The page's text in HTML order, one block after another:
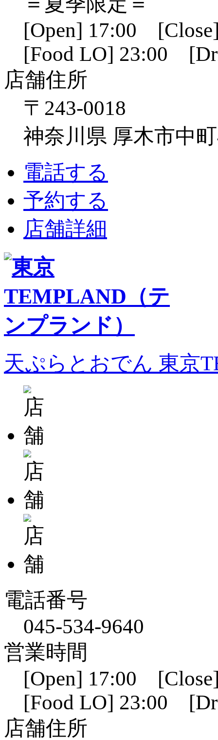
[Open] 17:00
[Food LO] 23:00
店舗住所
〒243-0018
神奈川県 厚木市中
電話する
予約する
店舗詳細
天ぷらとおでん 東京
電話番号
045-534-9640
営業時間
[Open] 17:00
[Food LO] 23:00
店舗住所